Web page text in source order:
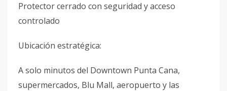
Protector cerrado con seguridad y acceso
controlado
Ubicación estratégica:
A solo minutos del Downtown Punta Cana,
supermercados, Blu Mall, aeropuerto y las